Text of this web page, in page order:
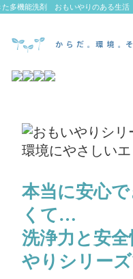
多機能洗剤 おもいやりのある生活
本当に安心
くて…
洗浄力と安
やりシリー